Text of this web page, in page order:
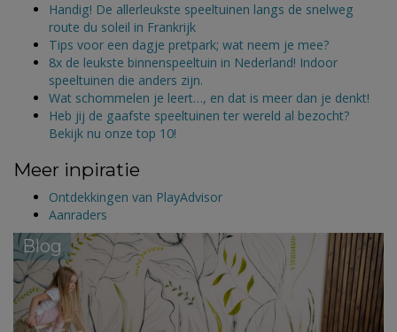
Handig! De allerleukste speeltuinen langs de snelweg
route du soleil in Frankrijk
Tips voor een dagje pretpark; wat neem je mee?
8x de leukste binnenspeeltuin in Nederland! Indoor
speeltuinen die anders zijn.
Wat schommelen je leert…, en dat is meer dan je denkt!
Heb jij de gaafste speeltuinen ter wereld al bezocht?
Bekijk nu onze top 10!
Meer inpiratie
Ontdekkingen van PlayAdvisor
Aanraders
Blog